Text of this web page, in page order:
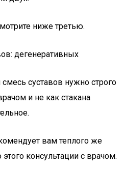
ниже третью.
дегенеративных
суставов нужно строго
и не как стакана
вам теплого же
этого консультации с врачом.